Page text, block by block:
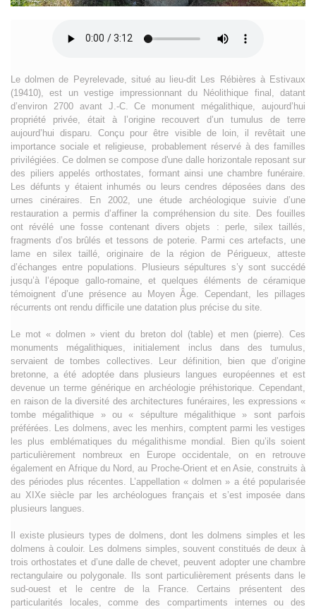
Le dolmen de Peyrelevade, situé au lieu-dit Les Rébières à Estivaux
(19410), est un vestige impressionnant du Néolithique final, datant
d’environ 2700 avant J.-C. Ce monument mégalithique, aujourd’hui
propriété privée, était à l’origine recouvert d’un tumulus de terre
aujourd’hui disparu. Conçu pour être visible de loin, il revêtait une
importance sociale et religieuse, probablement réservé à des familles
privilégiées. Ce dolmen se compose d'une dalle horizontale reposant sur
des piliers appelés orthostates, formant ainsi une chambre funéraire.
Les défunts y étaient inhumés ou leurs cendres déposées dans des
urnes cinéraires. En 2002, une étude archéologique suivie d’une
restauration a permis d’affiner la compréhension du site. Des fouilles
ont révélé une fosse contenant divers objets : perle, silex taillés,
fragments d’os brûlés et tessons de poterie. Parmi ces artefacts, une
lame en silex taillé, originaire de la région de Périgueux, atteste
d’échanges entre populations. Plusieurs sépultures s’y sont succédé
jusqu’à l’époque gallo-romaine, et quelques éléments de céramique
témoignent d’une présence au Moyen Âge. Cependant, les pillages
récurrents ont rendu difficile une datation plus précise du site.
Le mot « dolmen » vient du breton dol (table) et men (pierre). Ces
monuments mégalithiques, initialement inclus dans des tumulus,
servaient de tombes collectives. Leur définition, bien que d’origine
bretonne, a été adoptée dans plusieurs langues européennes et est
devenue un terme générique en archéologie préhistorique. Cependant,
en raison de la diversité des architectures funéraires, les expressions «
tombe mégalithique » ou « sépulture mégalithique » sont parfois
préférées. Les dolmens, avec les menhirs, comptent parmi les vestiges
les plus emblématiques du mégalithisme mondial. Bien qu’ils soient
particulièrement nombreux en Europe occidentale, on en retrouve
également en Afrique du Nord, au Proche-Orient et en Asie, construits à
des périodes plus récentes. L’appellation « dolmen » a été popularisée
au XIXe siècle par les archéologues français et s’est imposée dans
plusieurs langues.
Il existe plusieurs types de dolmens, dont les dolmens simples et les
dolmens à couloir. Les dolmens simples, souvent constitués de deux à
trois orthostates et d’une dalle de chevet, peuvent adopter une chambre
rectangulaire ou polygonale. Ils sont particulièrement présents dans le
sud-ouest et le centre de la France. Certains présentent des
particularités locales, comme des compartiments internes ou des